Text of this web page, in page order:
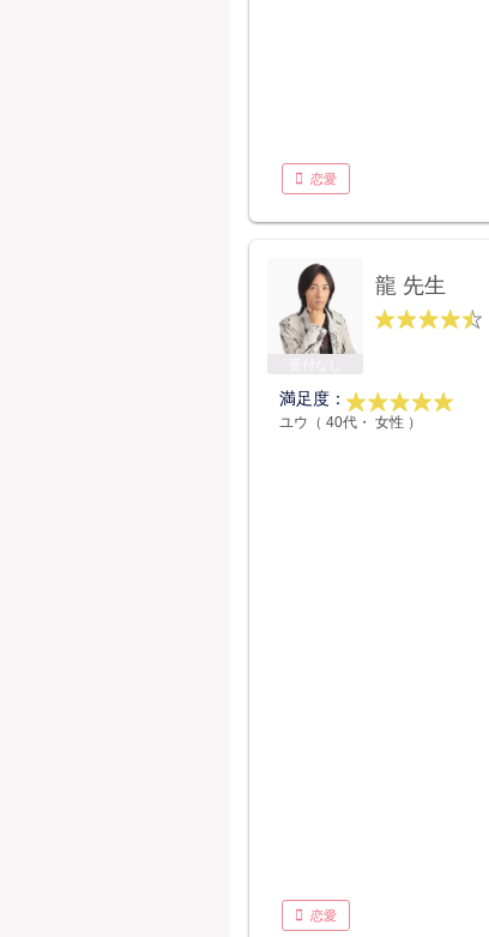
恋愛
龍 先生
満足度：
ユウ（ 40代・ 女性 ）
恋愛